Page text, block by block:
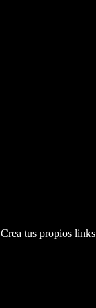
Crea tus propios